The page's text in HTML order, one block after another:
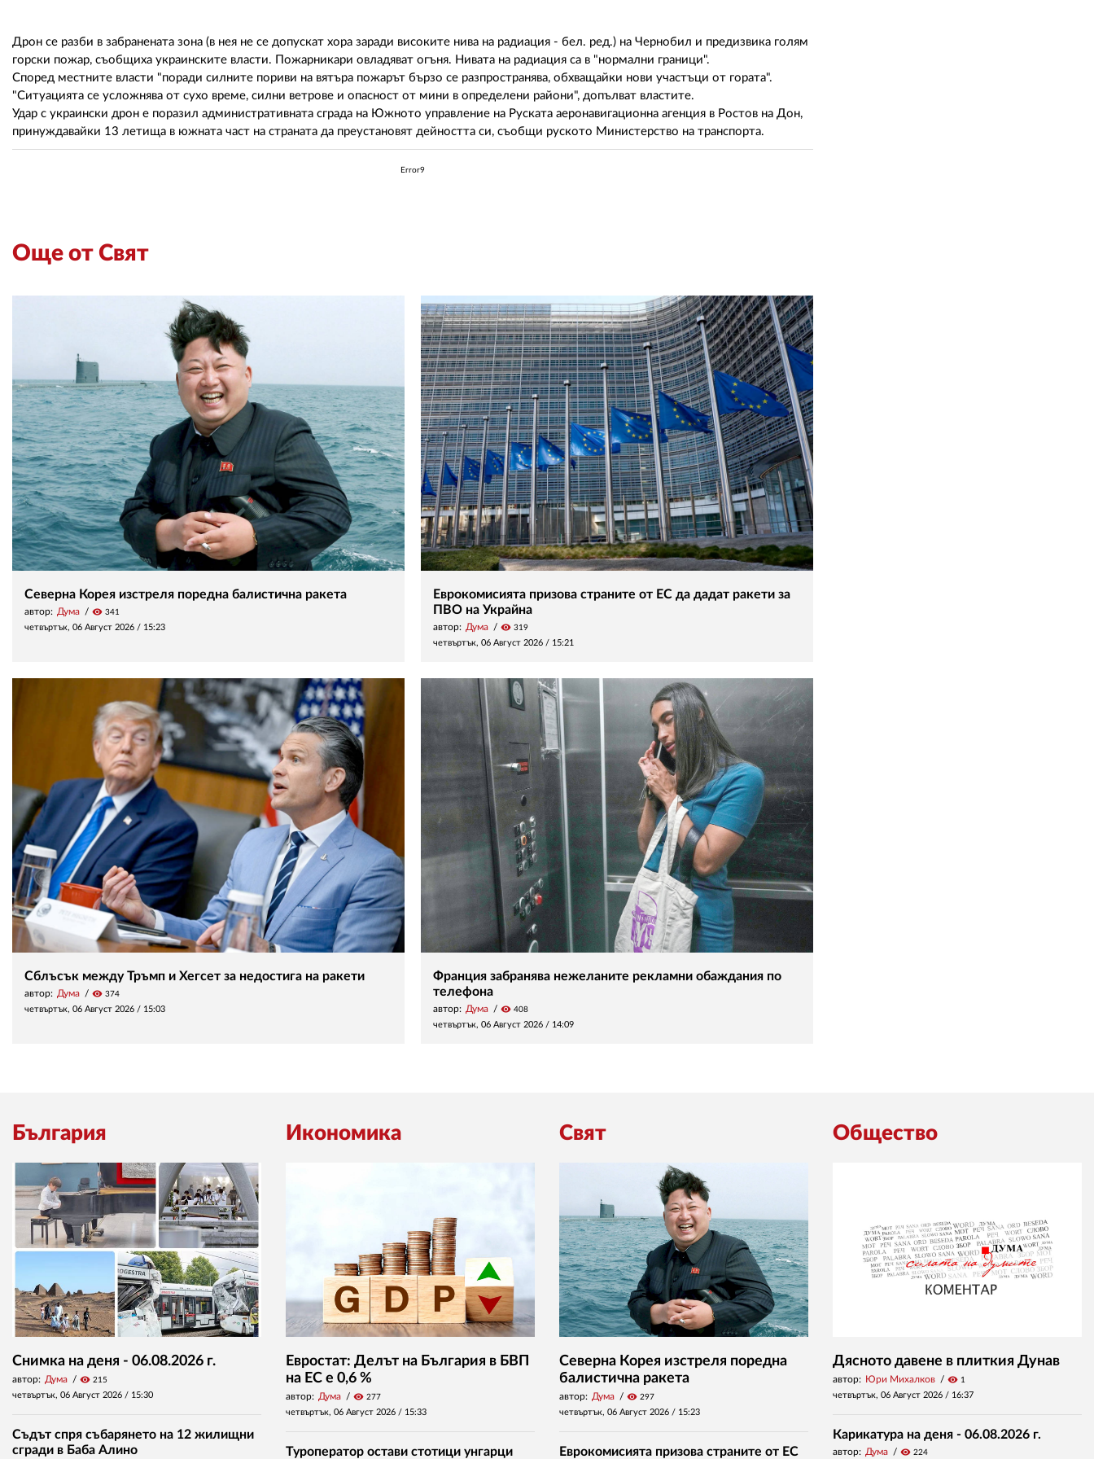
Дрон се разби в забранената зона (в нея не се допускат хора заради високите нива на радиация - бел. ред.) на Чернобил и предизвика голям
горски пожар, съобщиха украинските власти. Пожарникари овладяват огъня. Нивата на радиация са в "нормални граници".
Според местните власти "поради силните пориви на вятъра пожарът бързо се разпространява, обхващайки нови участъци от гората".
"Ситуацията се усложнява от сухо време, силни ветрове и опасност от мини в определени райони", допълват властите.
Удар с украински дрон е поразил административната сграда на Южното управление на Руската аеронавигационна агенция в Ростов на Дон,
принуждавайки 13 летища в южната част на страната да преустановят дейността си, съобщи руското Министерство на транспорта.
Error9
Още от Свят
Северна Корея изстреля поредна балистична ракета
автор: Дума visibility 341
четвъртък, 06 Август 2026 / 15:23
Еврокомисията призова страните от ЕС да дадат ракети за
ПВО на Украйна
автор: Дума visibility 319
четвъртък, 06 Август 2026 / 15:21
Сблъсък между Тръмп и Хегсет за недостига на ракети
автор: Дума visibility 374
четвъртък, 06 Август 2026 / 15:03
Франция забранява нежеланите рекламни обаждания по
телефона
автор: Дума visibility 408
четвъртък, 06 Август 2026 / 14:09
България
Снимка на деня - 06.08.2026 г.
автор: Дума visibility 215
четвъртък, 06 Август 2026 / 15:30
Съдът спря събарянето на 12 жилищни
сгради в Баба Алино
Икономика
Евростат: Делът на България в БВП
на ЕС е 0,6 %
автор: Дума visibility 277
четвъртък, 06 Август 2026 / 15:33
Туроператор остави стотици унгарци
Свят
Северна Корея изстреля поредна
балистична ракета
автор: Дума visibility 297
четвъртък, 06 Август 2026 / 15:23
Еврокомисията призова страните от ЕС
Общество
Дясното давене в плиткия Дунав
автор: Юри Михалков visibility 1
четвъртък, 06 Август 2026 / 16:37
Карикатура на деня - 06.08.2026 г.
автор: Дума visibility 224